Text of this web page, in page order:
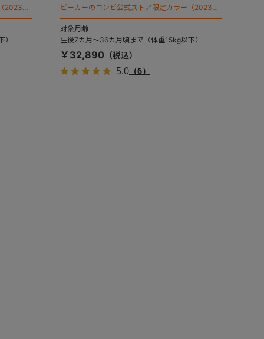
2023年
ビーカーのコンビ公式ストア限定カラー（2023年
モデル）。
対象月齢
生後7カ月～36カ月頃まで（体重15kg以下）
￥32,890
5.0（6）